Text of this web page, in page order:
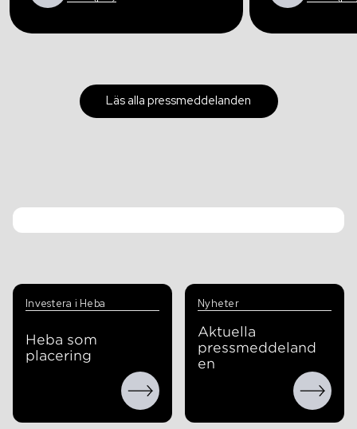
Läs alla pressmeddelanden
Investera i Heba
Heba som
placering
Nyheter
Aktuella
pressmeddeland
en